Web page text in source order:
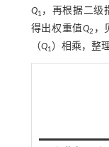
Q1 ，再根据二级
得出权重值Q2 ，
（Q1）相乘，整